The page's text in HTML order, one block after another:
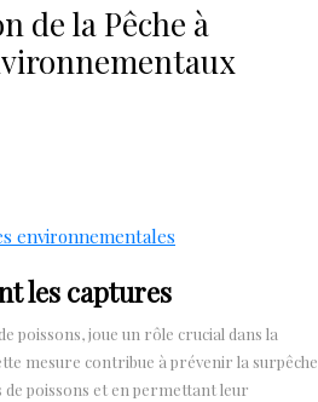
de la Pêche à
environnementales
les captures
poissons, joue un rôle crucial dans la
mesure contribue à prévenir la surpêche
poissons et en permettant leur